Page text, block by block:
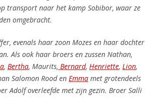
transport naar het kamp Sobibor, waar ze
omgebracht.
evenals haar zoon Mozes en haar dochter
Als ook haar broers en zussen Nathan,
, Bertha, Maurits, Bernard, Henriette, Lion,
Salomon Rood en Emma met grotendeels
Adolf overleefde met zijn gezin. Broer Salli